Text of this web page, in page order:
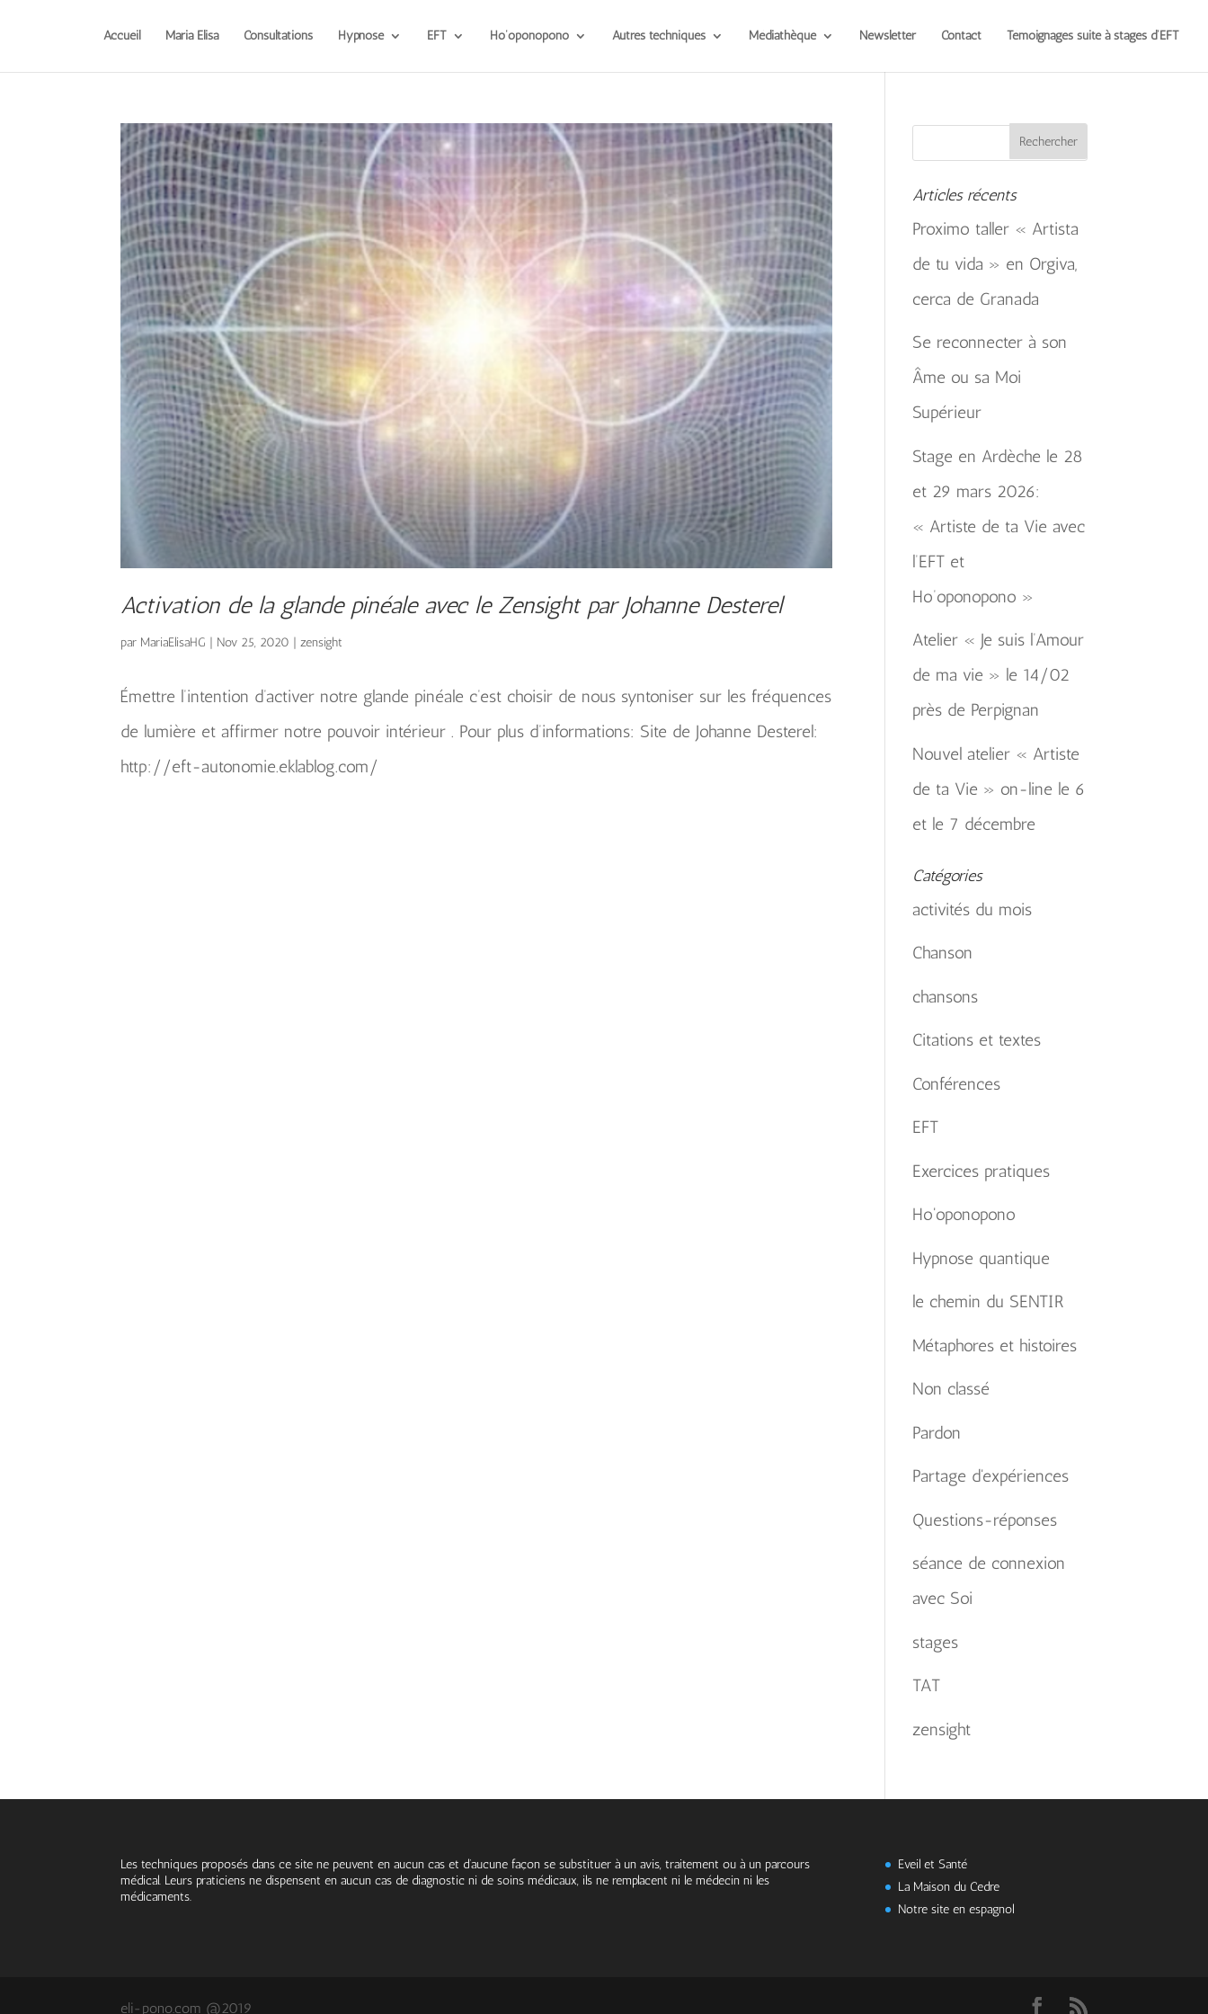
Accueil Maria Elisa Consultations Hypnose EFT Ho’oponopono Autres techniques Médiathèque Newsletter Contact Témoignages suite à stages d’EFT
Activation de la glande pinéale avec le Zensight par Johanne Desterel
par MariaElisaHG | Nov 25, 2020 |zensight
Émettre l’intention d’activer notre glande pinéale c’est choisir de nous syntoniser sur les fréquences
de lumière et affirmer notre pouvoir intérieur . Pour plus d’informations: Site de Johanne Desterel:
http://eft-autonomie.eklablog.com/
Articles récents
Proximo taller « Artista
de tu vida » en Orgiva,
cerca de Granada
Se reconnecter à son
Âme ou sa Moi
Supérieur
Stage en Ardèche le 28
et 29 mars 2026:
« Artiste de ta Vie avec
l’EFT et
Ho’oponopono »
Atelier « Je suis l’Amour
de ma vie » le 14/02
près de Perpignan
Nouvel atelier « Artiste
de ta Vie » on-line le 6
et le 7 décembre
Catégories
activités du mois
Chanson
chansons
Citations et textes
Conférences
EFT
Exercices pratiques
Ho'oponopono
Hypnose quantique
le chemin du SENTIR
Métaphores et histoires
Non classé
Pardon
Partage d'expériences
Questions-réponses
séance de connexion
avec Soi
stages
TAT
zensight
Les techniques proposés dans ce site ne peuvent en aucun cas et d’aucune façon se substituer à un avis, traitement ou à un parcours
médical. Leurs praticiens ne dispensent en aucun cas de diagnostic ni de soins médicaux, ils ne remplacent ni le médecin ni les
médicaments.
Eveil et Santé
La Maison du Cedre
Notre site en espagnol
eli-pono.com @2019